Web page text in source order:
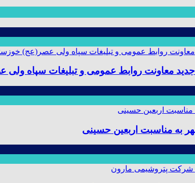
معاونت روابط عمومی و تبلیغات سپاه
به مناسبت اربعین حسینی